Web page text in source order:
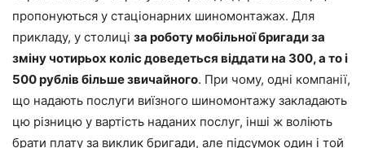
пропонуються у стаціонарних шиномонтажах. Для
прикладу, у столиці за роботу мобільної бригади за
зміну чотирьох коліс доведеться віддати на 300, а то і
500 рублів більше звичайного. При чому, одні компанії,
що надають послуги виїзного шиномонтажу закладають
цю різницю у вартість наданих послуг, інші ж воліють
брати плату за виклик бригади, але підсумок один і той